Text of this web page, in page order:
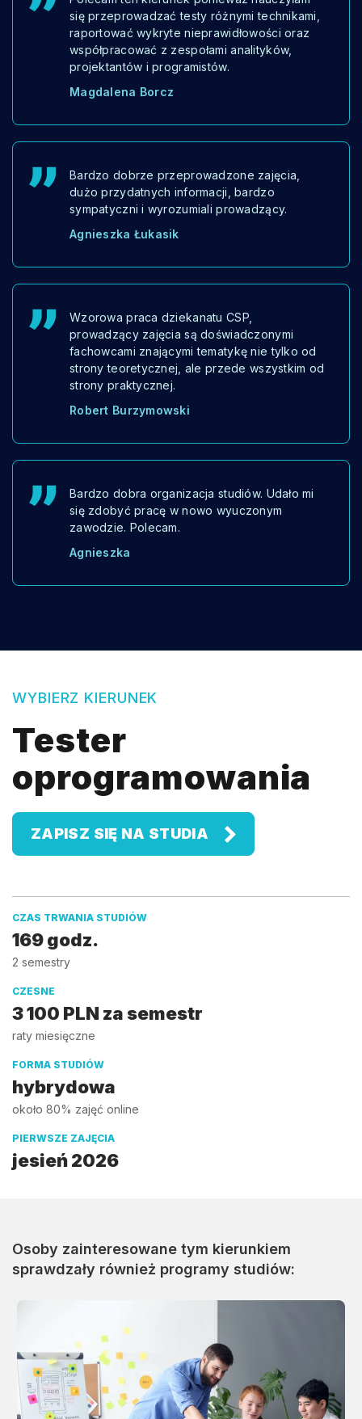
się przeprowadzać testy różnymi technikami,
raportować wykryte nieprawidłowości oraz
współpracować z zespołami analityków,
projektantów i programistów.
Magdalena Borcz
Bardzo dobrze przeprowadzone zajęcia,
dużo przydatnych informacji, bardzo
sympatyczni i wyrozumiali prowadzący.
Agnieszka Łukasik
Wzorowa praca dziekanatu CSP,
prowadzący zajęcia są doświadczonymi
fachowcami znającymi tematykę nie tylko od
strony teoretycznej, ale przede wszystkim od
strony praktycznej.
Robert Burzymowski
Bardzo dobra organizacja studiów. Udało mi
się zdobyć pracę w nowo wyuczonym
zawodzie. Polecam.
Agnieszka
WYBIERZ KIERUNEK
Tester
oprogramowania
ZAPISZ SIĘ NA STUDIA
CZAS TRWANIA STUDIÓW
169 godz.
2 semestry
CZESNE
3 100 PLN za semestr
raty miesięczne
FORMA STUDIÓW
hybrydowa
około 80% zajęć online
PIERWSZE ZAJĘCIA
jesień 2026
Osoby zainteresowane tym kierunkiem
sprawdzały również programy studiów: